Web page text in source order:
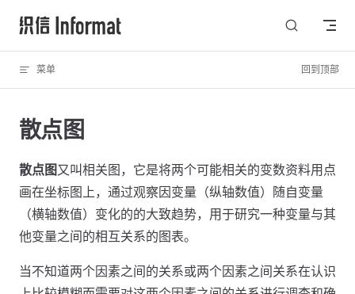
Skip to content
菜单 回到顶部
散点图
散点图又叫相关图，它是将两个可能相关的变数资料用点
画在坐标图上，通过观察因变量（纵轴数值）随自变量
（横轴数值）变化的的大致趋势，用于研究一种变量与其
他变量之间的相互关系的图表。
当不知道两个因素之间的关系或两个因素之间关系在认识